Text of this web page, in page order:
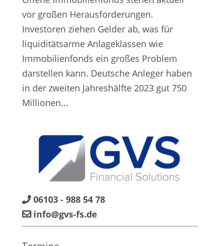
vor großen Herausforderungen.
Investoren ziehen Gelder ab, was für
liquiditätsarme Anlageklassen wie
Immobilienfonds ein großes Problem
darstellen kann. Deutsche Anleger haben
in der zweiten Jahreshälfte 2023 gut 750
Millionen...
06103 - 988 54 78
info@gvs-fs.de